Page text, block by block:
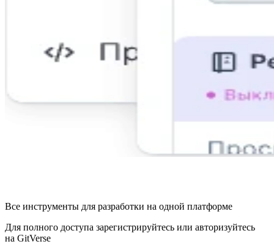
Все инструменты для разработки на одной платформе
Для полного доступа зарегистрируйтесь или авторизуйтесь
на GitVerse